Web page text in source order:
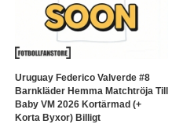
Uruguay Federico Valverde #8
Barnkläder Hemma Matchtröja Till
Baby VM 2026 Kortärmad (+
Korta Byxor) Billigt